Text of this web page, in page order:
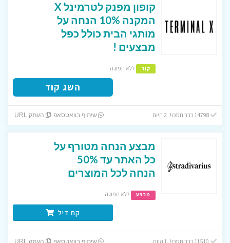
קופון מפנק לטרמינל X
המקנה 10% הנחה על
מותגי הבית כולל כפל
מבצעים !
קוד ללא תפוגה
השג קוד
14798 כבר חסכו! 2 היום שיתוף בוואטסאפ העתק URL
מבצע הנחה מטורף על
כל האתר עד 50%
הנחה לכל המוצרים
מבצע ללא תפוגה
קח דיל